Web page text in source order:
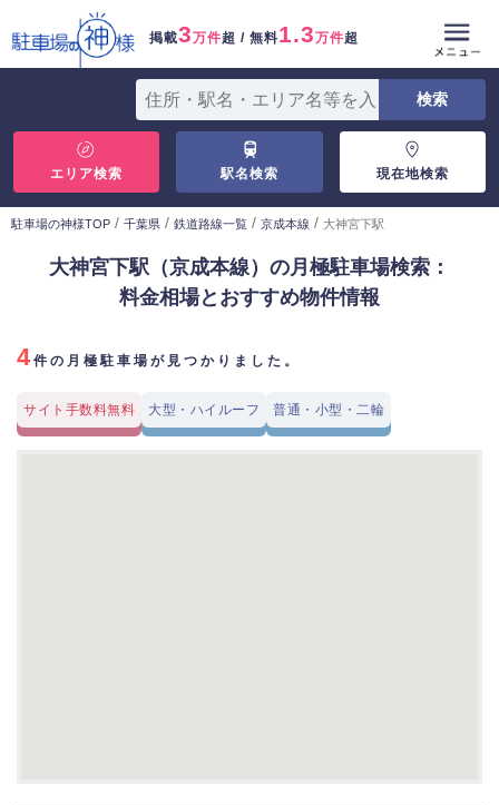
掲載3万件超 / 無料1.3万件超
エリア検索 駅名検索 現在地検索
駐車場の神様TOP / 千葉県 / 鉄道路線一覧 / 京成本線 / 大神宮下駅
大神宮下駅（京成本線）の月極駐車場検索：
料金相場とおすすめ物件情報
4 件の月極駐車場が見つかりました。
サイト手数料無料 大型・ハイルーフ 普通・小型・二輪